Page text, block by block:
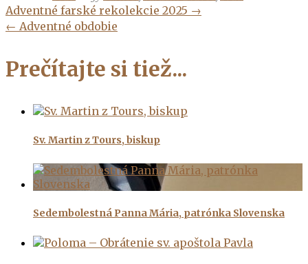
Navigácia
v
článkoch
Adventné farské rekolekcie 2025 →
← Adventné obdobie
Prečítajte si tiež...
Sv. Martin z Tours, biskup
Sedembolestná Panna Mária, patrónka Slovenska